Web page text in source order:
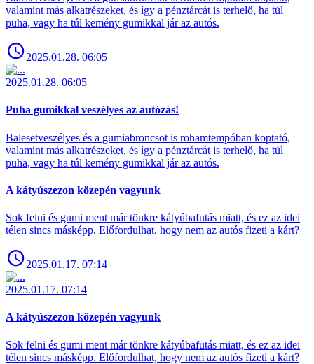
valamint más alkatrészeket, és így a pénztárcát is terhelő, ha túl
puha, vagy ha túl kemény gumikkal jár az autós.
2025.01.28. 06:05
2025.01.28. 06:05
Puha gumikkal veszélyes az autózás!
Balesetveszélyes és a gumiabroncsot is rohamtempóban koptató,
valamint más alkatrészeket, és így a pénztárcát is terhelő, ha túl
puha, vagy ha túl kemény gumikkal jár az autós.
A kátyúszezon közepén vagyunk
Sok felni és gumi ment már tönkre kátyúbafutás miatt, és ez az idei
télen sincs másképp. Előfordulhat, hogy nem az autós fizeti a kárt?
2025.01.17. 07:14
2025.01.17. 07:14
A kátyúszezon közepén vagyunk
Sok felni és gumi ment már tönkre kátyúbafutás miatt, és ez az idei
télen sincs másképp. Előfordulhat, hogy nem az autós fizeti a kárt?